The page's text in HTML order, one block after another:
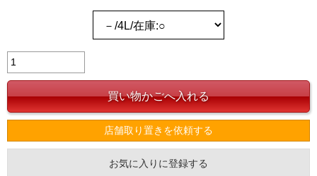
店舗取り置きを依頼する
お気に入りに登録する